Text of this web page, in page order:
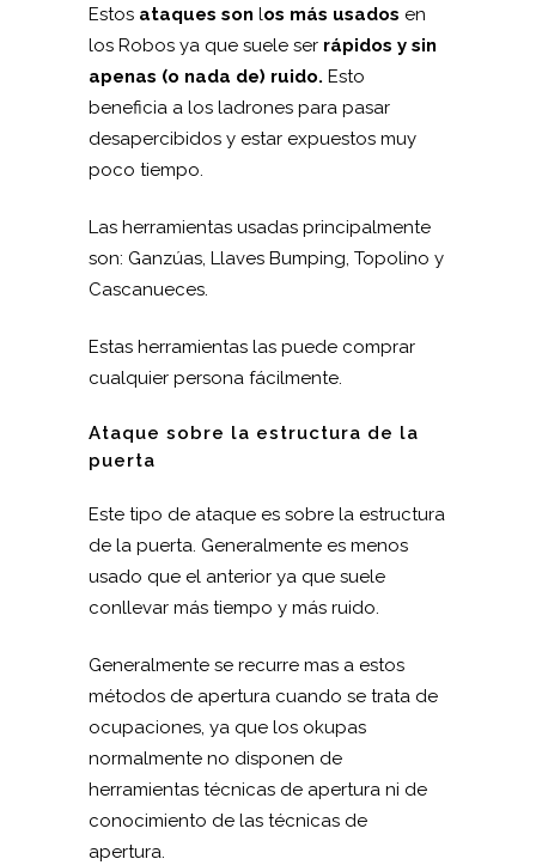
Estos ataques son los más usados en
los Robos ya que suele ser rápidos y sin
apenas (o nada de) ruido. Esto
beneficia a los ladrones para pasar
desapercibidos y estar expuestos muy
poco tiempo.
Las herramientas usadas principalmente
son: Ganzúas, Llaves Bumping, Topolino y
Cascanueces.
Estas herramientas las puede comprar
cualquier persona fácilmente.
Ataque sobre la estructura de la
puerta
Este tipo de ataque es sobre la estructura
de la puerta. Generalmente es menos
usado que el anterior ya que suele
conllevar más tiempo y más ruido.
Generalmente se recurre mas a estos
métodos de apertura cuando se trata de
ocupaciones, ya que los okupas
normalmente no disponen de
herramientas técnicas de apertura ni de
conocimiento de las técnicas de
apertura.